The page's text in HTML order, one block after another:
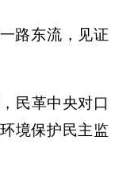
路东流，见证
民革中央对口
境保护民主监